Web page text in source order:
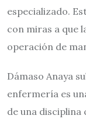
especializado.
con miras a que
operación de
Dámaso Anaya
enfermería es
de una